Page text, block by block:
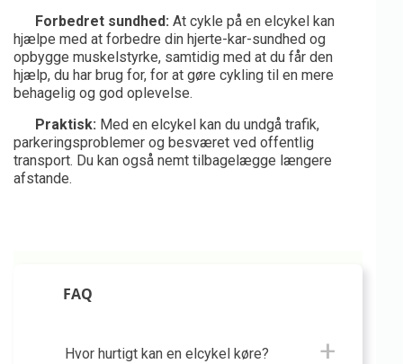
Forbedret sundhed: At cykle på en elcykel kan
hjælpe med at forbedre din hjerte-kar-sundhed og
opbygge muskelstyrke, samtidig med at du får den
hjælp, du har brug for, for at gøre cykling til en mere
behagelig og god oplevelse.
Praktisk: Med en elcykel kan du undgå trafik,
parkeringsproblemer og besværet ved offentlig
transport. Du kan også nemt tilbagelægge længere
afstande.
FAQ
Hvor hurtigt kan en elcykel køre?